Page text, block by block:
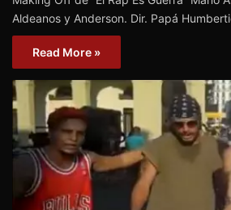
Aldeanos y Anderson. Dir. Papá
Read More »